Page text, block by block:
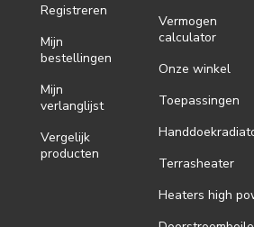
Registreren
Mijn
bestellingen
Mijn
verlanglijst
Vergelijk
producten
Vermogen
calculator
Onze winkel
Toepassingen
Terrasheater
Heaters high